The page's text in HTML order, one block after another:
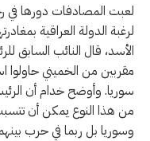
لعبت المصادفات دورها في
لرغبة الدولة العراقية
الأسد، قال النائب السابق
مقربين من الخميني
سوريا. وأوضح خدام أن
من هذا النوع يمكن أن
وسوريا بل ربما في حرب